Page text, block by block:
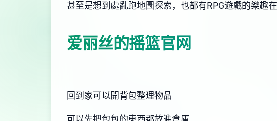
甚至是想到處亂跑地圖探索，也都有RPG遊戲的樂趣在
爱丽丝的摇篮官网
回到家可以開背包整理物品
可以先把包包的東西都放進倉庫